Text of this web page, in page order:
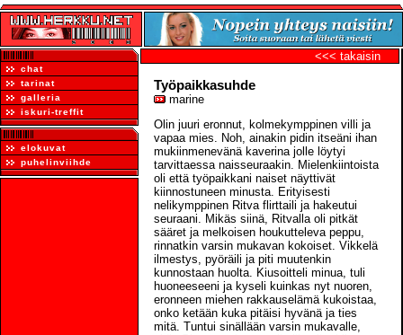
chat
tarinat
galleria
iskuri-treffit
elokuvat
puhelinviihde
<<< takaisin
Työpaikkasuhde
marine
Olin juuri eronnut, kolmekymppinen villi ja
vapaa mies. Noh, ainakin pidin itseäni ihan
mukiinmenevänä kaverina jolle löytyi
tarvittaessa naisseuraakin. Mielenkiintoista
oli että työpaikkani naiset näyttivät
kiinnostuneen minusta. Erityisesti
nelikymppinen Ritva flirttaili ja hakeutui
seuraani. Mikäs siinä, Ritvalla oli pitkät
sääret ja melkoisen houkutteleva peppu,
rinnatkin varsin mukavan kokoiset. Vikkelä
ilmestys, pyöräili ja piti muutenkin
kunnostaan huolta. Kiusoitteli minua, tuli
huoneeseeni ja kyseli kuinkas nyt nuoren,
eronneen miehen rakkauselämä kukoistaa,
onko ketään kuka pitäisi hyvänä ja ties
mitä. Tuntui sinällään varsin mukavalle,